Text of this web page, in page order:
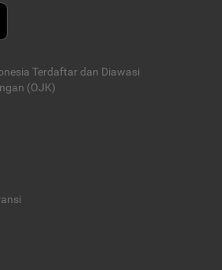
Terdaftar dan Diawasi
(OJK)